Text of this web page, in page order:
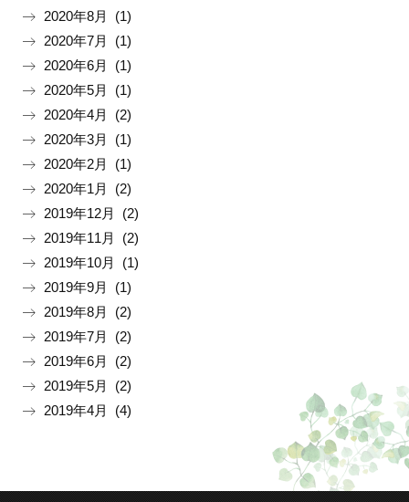
2020年8月 (1)
2020年7月 (1)
2020年6月 (1)
2020年5月 (1)
2020年4月 (2)
2020年3月 (1)
2020年2月 (1)
2020年1月 (2)
2019年12月 (2)
2019年11月 (2)
2019年10月 (1)
2019年9月 (1)
2019年8月 (2)
2019年7月 (2)
2019年6月 (2)
2019年5月 (2)
2019年4月 (4)